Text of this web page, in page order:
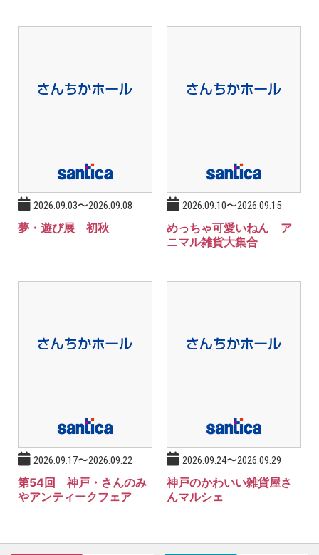
2026.09.03〜2026.09.08
夢・遊び展 初秋
2026.09.10〜2026.09.15
めっちゃ可愛いねん ア
ニマル雑貨大集合
2026.09.17〜2026.09.22
第54回 神戸・さんのみ
やアンティークフェア
2026.09.24〜2026.09.29
神戸のかわいい雑貨屋さ
んマルシェ